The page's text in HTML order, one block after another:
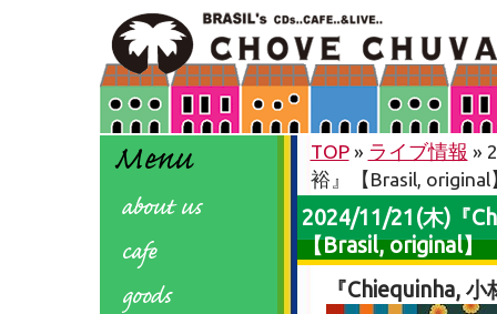
TOP» ライブ情報 »
裕』【Brasil, original
2024/11/21(木)『
【Brasil, original】
『Chiequinha,